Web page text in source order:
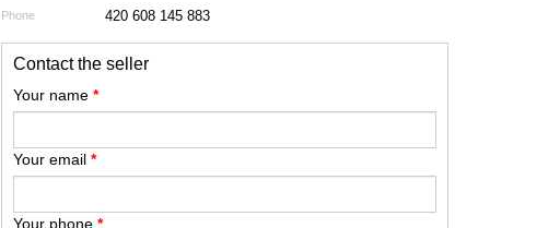
Phone 420 608 145 883
Contact the seller
Your name*
Your email*
Your phone*